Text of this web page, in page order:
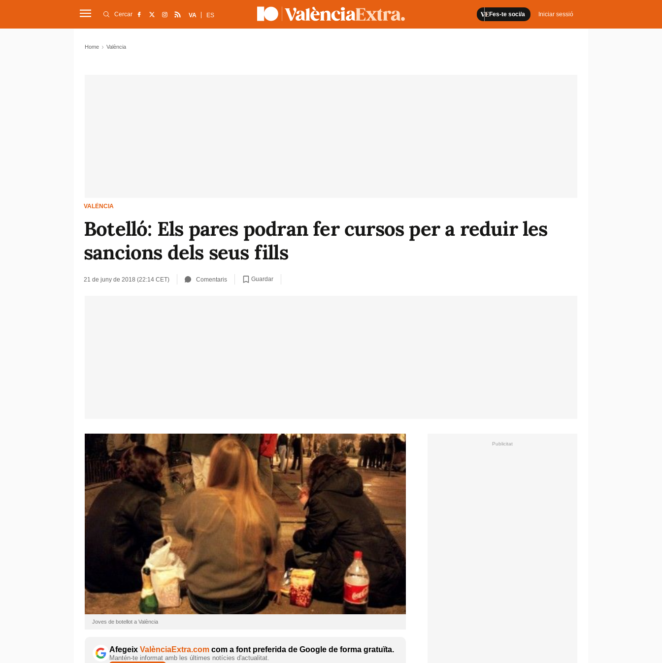
Fes-te soci/a Iniciar sessió
Cercar VA ES
Home València
VALÈNCIA
Botelló: Els pares podran fer cursos per a reduir les
sancions dels seus fills
21 de juny de 2018 (22:14 CET) Comentaris Guardar
Joves de botellot a València
Afegeix ValènciaExtra.com com a font preferida de Google de forma gratuïta.
Mantén-te informat amb les últimes notícies d'actualitat.